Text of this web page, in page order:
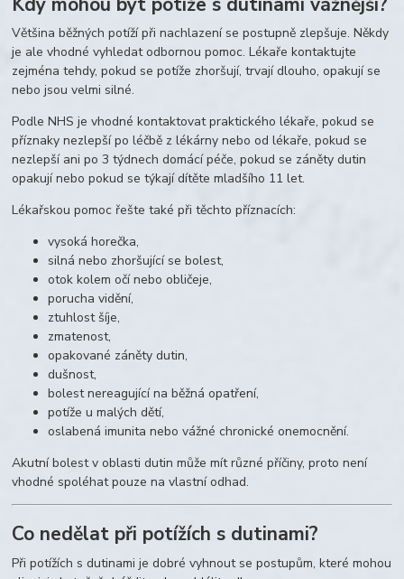
Většina běžných potíží při nachlazení se postupně zlepšuje. Někdy
je ale vhodné vyhledat odbornou pomoc. Lékaře kontaktujte
zejména tehdy, pokud se potíže zhoršují, trvají dlouho, opakují se
nebo jsou velmi silné.
Podle NHS je vhodné kontaktovat praktického lékaře, pokud se
příznaky nezlepší po léčbě z lékárny nebo od lékaře, pokud se
nezlepší ani po 3 týdnech domácí péče, pokud se záněty dutin
opakují nebo pokud se týkají dítěte mladšího 11 let.
Lékařskou pomoc řešte také při těchto příznacích:
vysoká horečka,
silná nebo zhoršující se bolest,
otok kolem očí nebo obličeje,
porucha vidění,
ztuhlost šíje,
zmatenost,
opakované záněty dutin,
dušnost,
bolest nereagující na běžná opatření,
potíže u malých dětí,
oslabená imunita nebo vážné chronické onemocnění.
Akutní bolest v oblasti dutin může mít různé příčiny, proto není
vhodné spoléhat pouze na vlastní odhad.
Co nedělat při potížích s dutinami?
Při potížích s dutinami je dobré vyhnout se postupům, které mohou